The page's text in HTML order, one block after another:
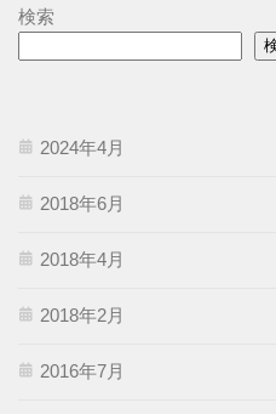
検索
2024年4月
2018年6月
2018年4月
2018年2月
2016年7月